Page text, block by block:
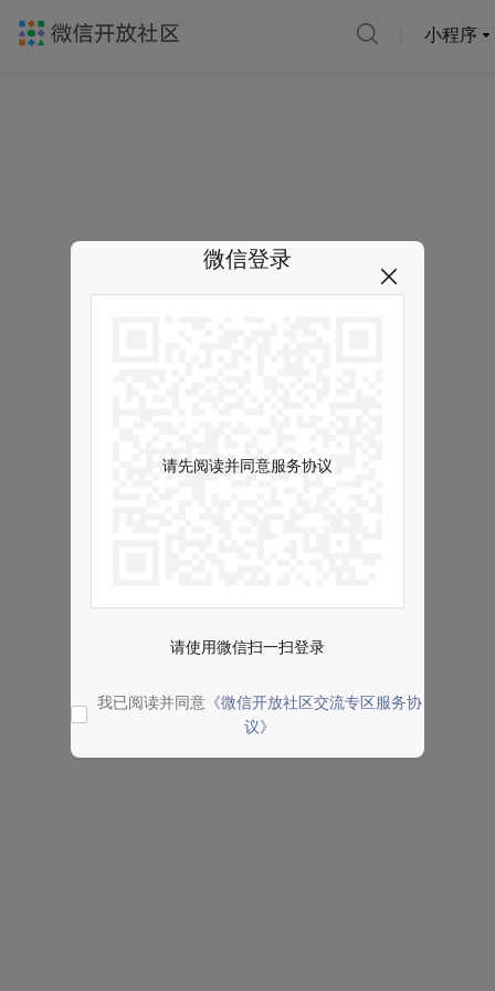
小程序
微信登录
请先阅读并同意服务协议
请使用微信扫一扫登录
我已阅读并同意 《微信开放社区交流专区服务协
议》